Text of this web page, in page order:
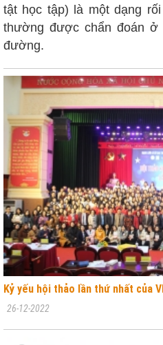
tật học tập) là một dạng
thường được chẩn đoán ở
đường.
Kỷ yếu hội thảo lần thứ nhất của
26-12-2022